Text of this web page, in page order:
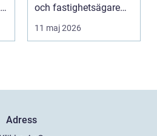
och fastighetsägare
intresserar sig för n...
11 maj 2026
Adress